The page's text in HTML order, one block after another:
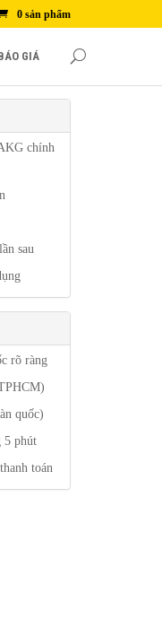
0 sản phẩm
GIÁ
chính
sau
rõ ràng
quốc)
5 phút
toán